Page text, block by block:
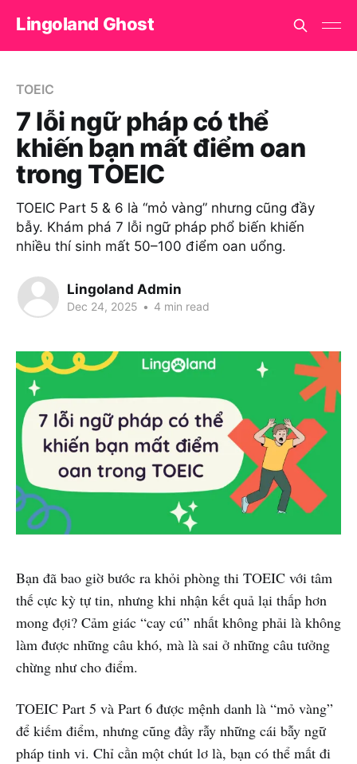
Lingoland Ghost
TOEIC
7 lỗi ngữ pháp có thể
khiến bạn mất điểm oan
trong TOEIC
TOEIC Part 5 & 6 là “mỏ vàng” nhưng cũng đầy
bẫy. Khám phá 7 lỗi ngữ pháp phổ biến khiến
nhiều thí sinh mất 50–100 điểm oan uổng.
Lingoland Admin
Dec 24, 2025 • 4 min read
Bạn đã bao giờ bước ra khỏi phòng thi TOEIC với tâm
thế cực kỳ tự tin, nhưng khi nhận kết quả lại thấp hơn
mong đợi? Cảm giác “cay cú” nhất không phải là không
làm được những câu khó, mà là sai ở những câu tưởng
chừng như cho điểm.
TOEIC Part 5 và Part 6 được mệnh danh là “mỏ vàng”
để kiếm điểm, nhưng cũng đầy rẫy những cái bẫy ngữ
pháp tinh vi. Chỉ cần một chút lơ là, bạn có thể mất đi